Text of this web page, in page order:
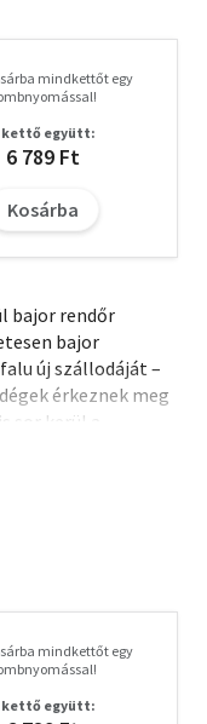
mindkettőt egy
kettő együtt:
6 789 Ft
Kosárba
bajor rendőr
bajor
új szállodáját –
érkeznek meg
sor kerül a
természetesen
otthon
morbid-fekete
és
mindkettőt egy
kettő együtt: